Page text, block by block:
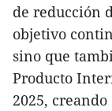
de reducción
objetivo
sino que
Producto
2025,